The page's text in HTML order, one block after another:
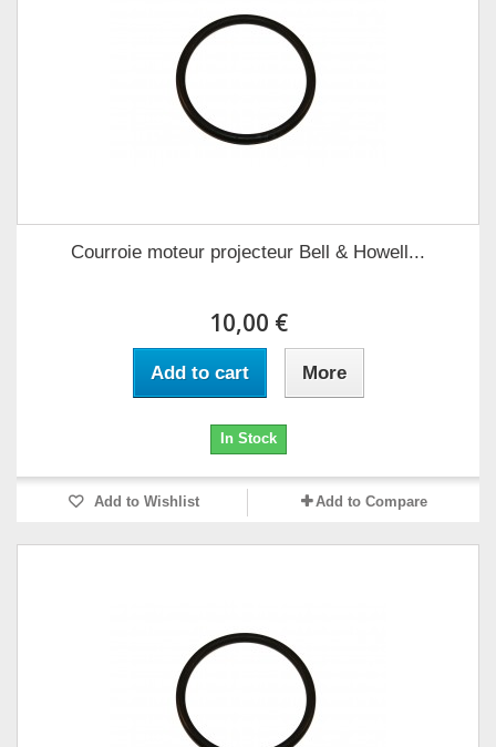
Courroie moteur projecteur Bell & Howell...
10,00 €
Add to cart More
In Stock
Add to Wishlist Add to Compare